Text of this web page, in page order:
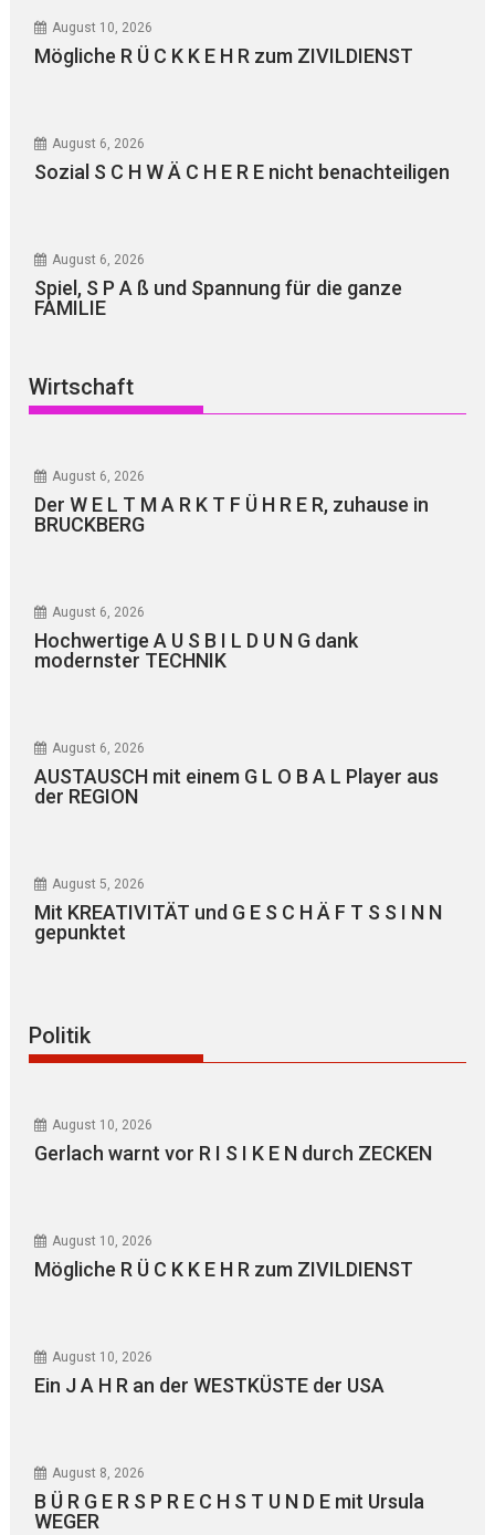
August 10, 2026
Mögliche R Ü C K K E H R zum ZIVILDIENST
August 6, 2026
Sozial S C H W Ä C H E R E nicht benachteiligen
August 6, 2026
Spiel, S P A ß und Spannung für die ganze
FAMILIE
Wirtschaft
August 6, 2026
Der W E L T M A R K T F Ü H R E R, zuhause in
BRUCKBERG
August 6, 2026
Hochwertige A U S B I L D U N G dank
modernster TECHNIK
August 6, 2026
AUSTAUSCH mit einem G L O B A L Player aus
der REGION
August 5, 2026
Mit KREATIVITÄT und G E S C H Ä F T S S I N N
gepunktet
Politik
August 10, 2026
Gerlach warnt vor R I S I K E N durch ZECKEN
August 10, 2026
Mögliche R Ü C K K E H R zum ZIVILDIENST
August 10, 2026
Ein J A H R an der WESTKÜSTE der USA
August 8, 2026
B Ü R G E R S P R E C H S T U N D E mit Ursula
WEGER